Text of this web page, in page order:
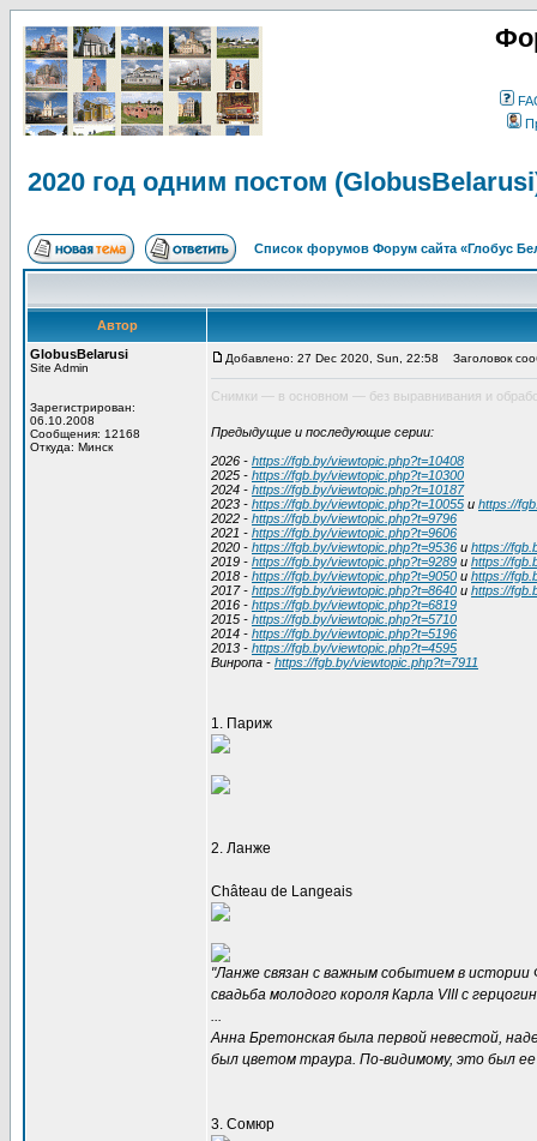
2020 год одним постом
Список форумов Форум сайта «Глобус
Автор
GlobusBelarusi
Site Admin
Зарегистрирован:
06.10.2008
Сообщения: 12168
Откуда: Минск
Добавлено: 27 Dec 2020, Sun, 22:58 Заголовок
Снимки — в основном — без выравнивания и
Предыдущие и последующие серии:
2026 - https://fgb.by/viewtopic.php?t=10408
2025 - https://fgb.by/viewtopic.php?t=10300
2024 - https://fgb.by/viewtopic.php?t=10187
2023 - https://fgb.by/viewtopic.php?t=10055 и https://
2022 - https://fgb.by/viewtopic.php?t=9796
2021 - https://fgb.by/viewtopic.php?t=9606
2020 - https://fgb.by/viewtopic.php?t=9536 и https://
2019 - https://fgb.by/viewtopic.php?t=9289 и https://
2018 - https://fgb.by/viewtopic.php?t=9050 и https://
2017 - https://fgb.by/viewtopic.php?t=8640 и https://
2016 - https://fgb.by/viewtopic.php?t=6819
2015 - https://fgb.by/viewtopic.php?t=5710
2014 - https://fgb.by/viewtopic.php?t=5196
2013 - https://fgb.by/viewtopic.php?t=4595
Винропа - https://fgb.by/viewtopic.php?t=7911
1. Париж
2. Ланже
Château de Langeais
"Ланже связан с важным событием в истории
свадьба молодого короля Карла VIII с
...
Анна Бретонская была первой невестой,
был цветом траура. По-видимому, это был
3. Сомюр